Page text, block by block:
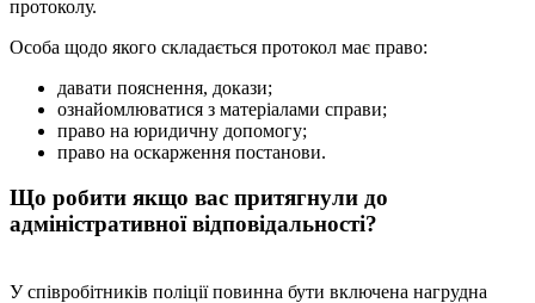
протоколу.
Особа щодо якого складається протокол має право:
давати пояснення, докази;
ознайомлюватися з матеріалами справи;
право на юридичну допомогу;
право на оскарження постанови.
Що робити якщо вас притягнули до
адміністративної відповідальності?
У співробітників поліції повинна бути включена нагрудна